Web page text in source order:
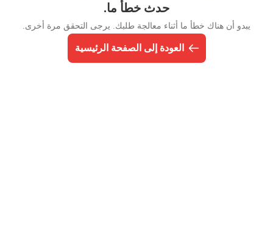
حدث خطأ ما.
يبدو أن هناك خطأ ما أثناء معالجة طلبك. يرجى التحقق مرة أخرى.
العودة إلى الصفحة الرئيسية